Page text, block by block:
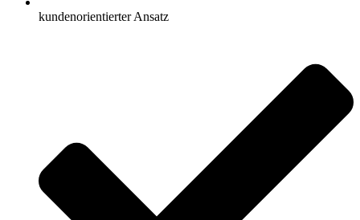
kundenorientierter Ansatz